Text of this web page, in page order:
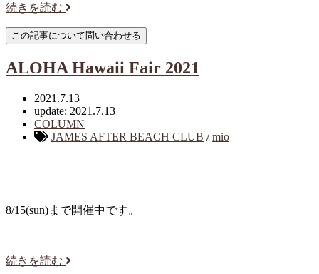
続きを読む
ALOHA Hawaii Fair 2021
2021.7.13
update: 2021.7.13
COLUMN
JAMES AFTER BEACH CLUB /mio
8/15(sun)まで開催中です。
続きを読む